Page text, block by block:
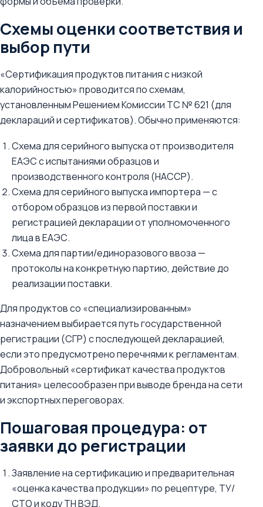
Схемы оценки соответствия и
выбор пути
«Сертификация продуктов питания с низкой
калорийностью» проводится по схемам,
установленным Решением Комиссии ТС № 621 (для
деклараций и сертификатов). Обычно применяются:
Схема для серийного выпуска от производителя
ЕАЭС с испытаниями образцов и
производственного контроля (HACCP).
Схема для серийного выпуска импортера — с
отбором образцов из первой поставки и
регистрацией декларации от уполномоченного
лица в ЕАЭС.
Схема для партии/единоразового ввоза —
протоколы на конкретную партию, действие до
реализации поставки.
Для продуктов со «специализированным»
назначением выбирается путь государственной
регистрации (СГР) с последующей декларацией,
если это предусмотрено перечнями к регламентам.
Добровольный «сертификат качества продуктов
питания» целесообразен при выводе бренда на сети
и экспортных переговорах.
Пошаговая процедура: от
заявки до регистрации
Заявление на сертификацию и предварительная
«оценка качества продукции» по рецептуре, ТУ/
СТО и коду ТН ВЭД.